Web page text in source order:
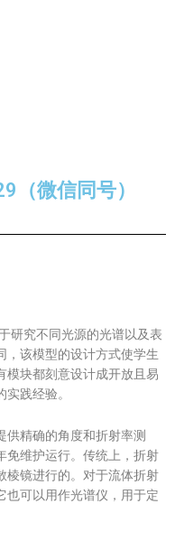
（微信同号）
研究不同光源的光谱以及表
，该模型的设计方式使学生
模块都刻意设计成开放且易
践经验。
供精确的角度和折射率测
免维护运行。传统上，折射
棱镜进行的。对于流体折射
也可以用作光谱仪，用于定